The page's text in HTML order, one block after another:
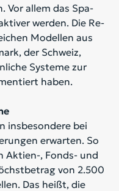
Vor al­lem das Spa­
wer­den. Die Re­
Mo­del­len aus
der Schweiz,
Sys­te­me zur
ha­ben.
ins­be­son­de­re bei
er­war­ten. So
Ak­ti­en-, Fonds- und
von 2.500
Das heißt, die